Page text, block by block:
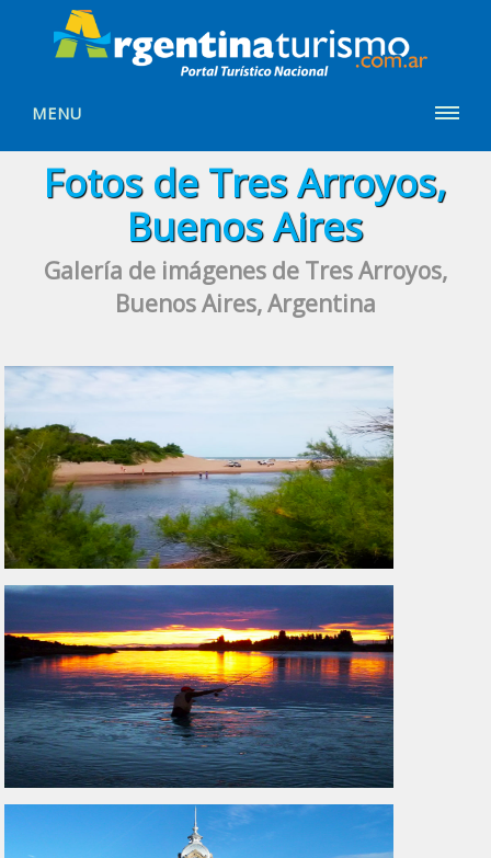
MENU
Fotos de Tres Arroyos,
Buenos Aires
Galería de imágenes de Tres Arroyos,
Buenos Aires, Argentina